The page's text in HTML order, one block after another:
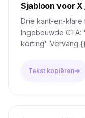
Sjabloon voor
Drie kant-en-klare
Ingebouwde
korting'. Vervang
Tekst kopiëren